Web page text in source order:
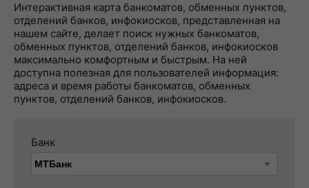
Интерактивная карта банкоматов, обменных пунктов,
отделений банков, инфокиосков, представленная на
нашем сайте, делает поиск нужных банкоматов,
обменных пунктов, отделений банков, инфокиосков
максимально комфортным и быстрым. На ней
доступна полезная для пользователей информация:
адреса и время работы банкоматов, обменных
пунктов, отделений банков, инфокиосков.
Банк